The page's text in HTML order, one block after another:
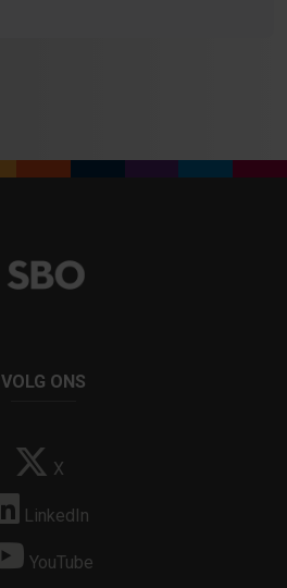
VOLG ONS
X
LinkedIn
YouTube